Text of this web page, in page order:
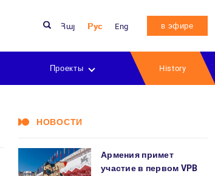
Հայ Рус Eng в эфире
Проекты History
НОВОСТИ
Армения примет
участие в первом VPB